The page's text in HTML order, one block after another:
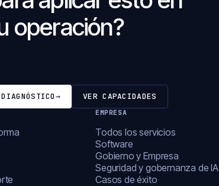
operación?
→ VER CAPACIDADES
EMPRESA
Todos los servicios
Software
Gobierno y Empresa
Seguridad y gobernanza de IA
Casos de éxito